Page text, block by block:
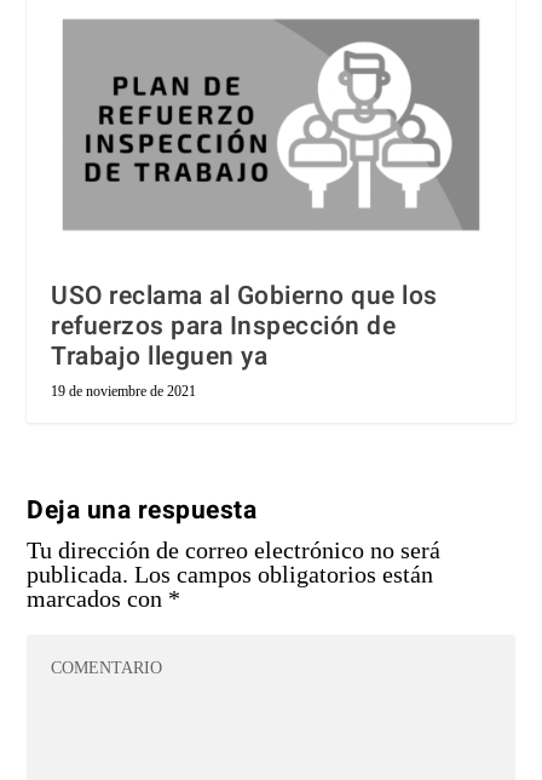
USO reclama al Gobierno que los
refuerzos para Inspección de
Trabajo lleguen ya
19 de noviembre de 2021
Deja una respuesta
Tu dirección de correo electrónico no será
publicada. Los campos obligatorios están
marcados con *